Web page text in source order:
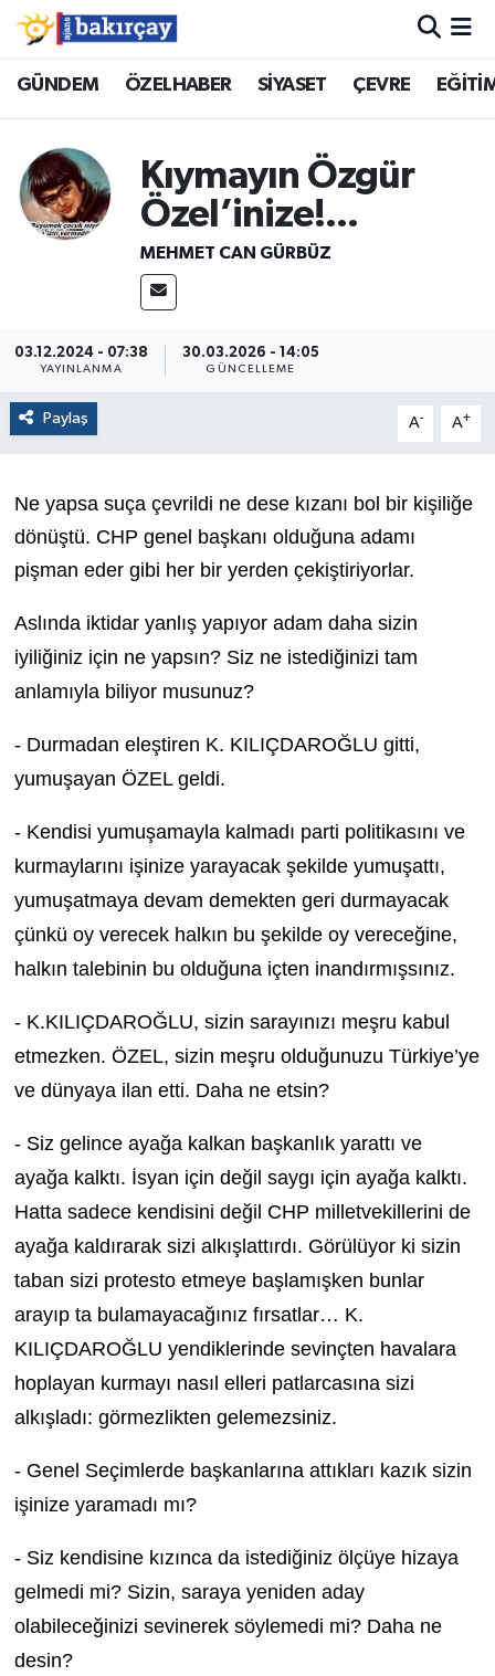
GÜNDEM ÖZELHABER SİYASET ÇEVRE
Kıymayın Özgür
Özel’inize!...
MEHMET CAN GÜRBÜZ
03.12.2024 - 07:38
YAYINLANMA
30.03.2026 - 14:05
GÜNCELLEME
Paylaş A- A+
Ne yapsa suça çevrildi ne dese kızanı bol bir kişiliğe
dönüştü. CHP genel başkanı olduğuna adamı
pişman eder gibi her bir yerden çekiştiriyorlar.
Aslında iktidar yanlış yapıyor adam daha sizin
iyiliğiniz için ne yapsın? Siz ne istediğinizi tam
anlamıyla biliyor musunuz?
- Durmadan eleştiren K. KILIÇDAROĞLU gitti,
yumuşayan ÖZEL geldi.
- Kendisi yumuşamayla kalmadı parti politikasını ve
kurmaylarını işinize yarayacak şekilde yumuşattı,
yumuşatmaya devam demekten geri durmayacak
çünkü oy verecek halkın bu şekilde oy vereceğine,
halkın talebinin bu olduğuna içten inandırmışsınız.
- K.KILIÇDAROĞLU, sizin sarayınızı meşru kabul
etmezken. ÖZEL, sizin meşru olduğunuzu Türkiye’ye
ve dünyaya ilan etti. Daha ne etsin?
- Siz gelince ayağa kalkan başkanlık yarattı ve
ayağa kalktı. İsyan için değil saygı için ayağa kalktı.
Hatta sadece kendisini değil CHP milletvekillerini de
ayağa kaldırarak sizi alkışlattırdı. Görülüyor ki sizin
taban sizi protesto etmeye başlamışken bunlar
arayıp ta bulamayacağınız fırsatlar… K.
KILIÇDAROĞLU yendiklerinde sevinçten havalara
hoplayan kurmayı nasıl elleri patlarcasına sizi
alkışladı: görmezlikten gelemezsiniz.
- Genel Seçimlerde başkanlarına attıkları kazık sizin
işinize yaramadı mı?
- Siz kendisine kızınca da istediğiniz ölçüye hizaya
gelmedi mi? Sizin, saraya yeniden aday
olabileceğinizi sevinerek söylemedi mi? Daha ne
desin?
İzmir Nöbetçi Eczaneler
İzmir Namaz Vakitleri
İzmir Trafik Yoğunluk Haritası
Süper Lig Puan Durumu ve Fikstür
Tüm Manşetler
Son Dakika Haberleri